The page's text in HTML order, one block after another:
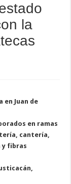
la
en Juan de
en ramas
cantería,
y fibras